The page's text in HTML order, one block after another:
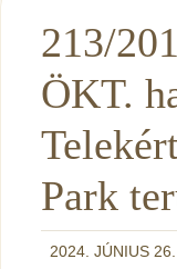
213/
ÖKT.
Park
2024. JÚNIUS 26.